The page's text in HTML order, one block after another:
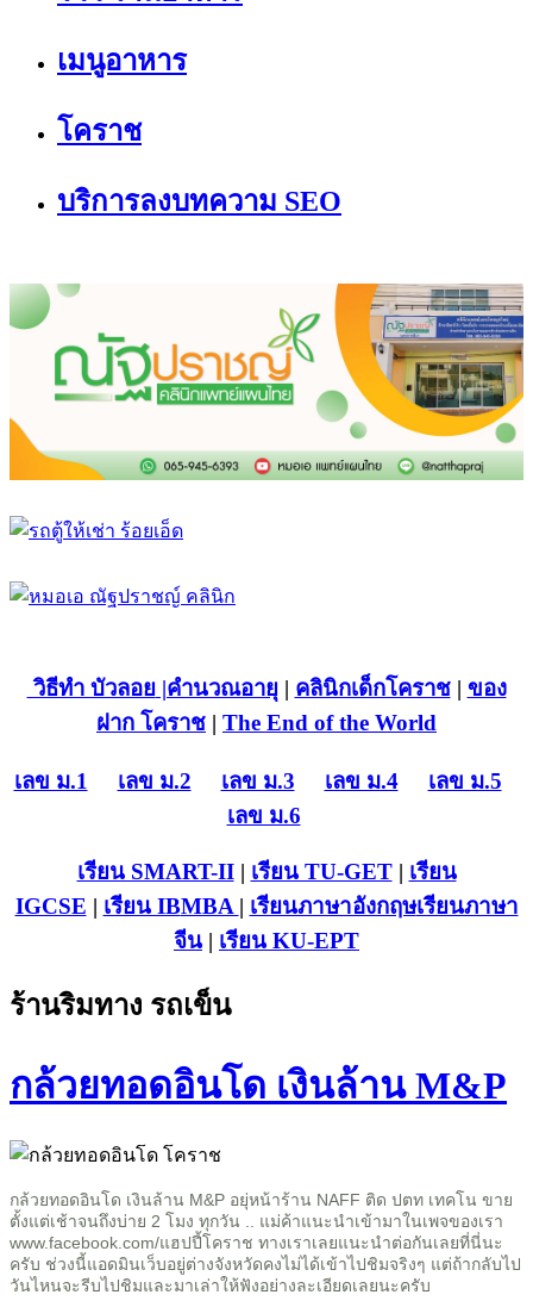
เมนูอาหาร
โคราช
บริการลงบทความ SEO
วิธีทำ บัวลอย |คำนวณอายุ | คลินิกเด็กโคราช| ของ
ฝาก โคราช | The End of the World
เลข ม.1 เลข ม.2 เลข ม.3 เลข ม.4
เลข ม.5
เลข ม.6
เรียน SMART-II| เรียน TU-GET| เรียน
IGCSE | เรียน IBMBA | เรียนภาษาอังกฤษเรียนภาษา
จีน | เรียน KU-EPT
ร้านริมทาง รถเข็น
กล้วยทอดอินโด เงินล้าน M&P
กล้วยทอดอินโด เงินล้าน M&P อยุ่หน้าร้าน NAFF ติด ปตท เทคโน ขาย
ตั้งแต่เช้าจนถึงบ่าย 2 โมง ทุกวัน .. แม่ค้าแนะนำเข้ามาในเพจของเรา
www.facebook.com/แฮปปี้โคราช ทางเราเลยแนะนำต่อกันเลยที่นี่นะ
ครับ ช่วงนี้แอดมินเว็บอยู่ต่างจังหวัดคงไม่ได้เข้าไปชิมจริงๆ แต่ถ้ากลับไป
วันไหนจะรีบไปชิมและมาเล่าให้ฟังอย่างละเอียดเลยนะครับ